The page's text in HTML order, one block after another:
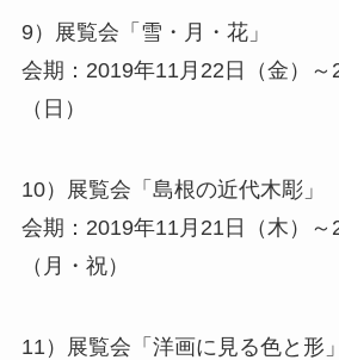
9）展覧会「雪・月・花」
会期：2019年11月22日（金）～
（日）
10）展覧会「島根の近代木彫」
会期：2019年11月21日（木）～
（月・祝）
11）展覧会「洋画に見る色と形」